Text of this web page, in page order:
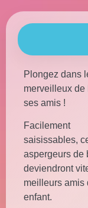
Plongez dans
merveilleux de
ses amis !
Facilement
saisissables,
aspergeurs de
deviendront
meilleurs amis
enfant.